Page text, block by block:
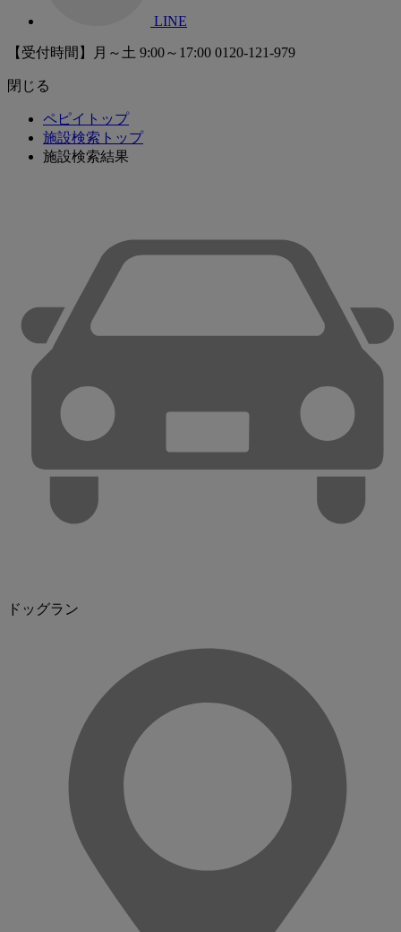
LINE
【受付時間】月～土 9:00～17:00 0120-121-979
閉じる
ペピイトップ
施設検索トップ
施設検索結果
ドッグラン